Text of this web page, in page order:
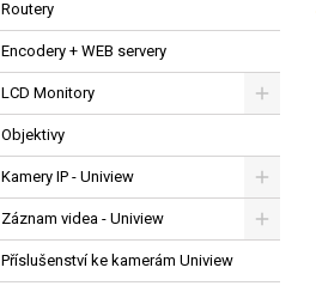
Routery
Encodery + WEB servery
LCD Monitory
Objektivy
Kamery IP - Uniview
Záznam videa - Uniview
Příslušenství ke kamerám Uniview